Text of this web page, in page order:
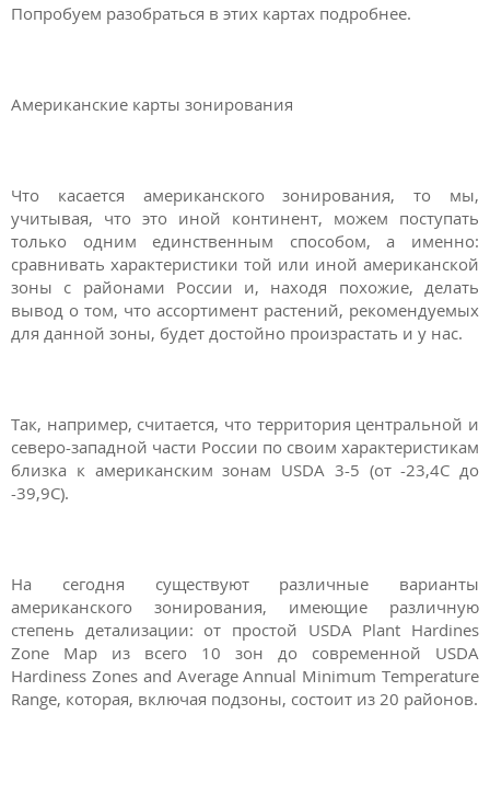
Попробуем разобраться в этих картах подробнее.
Американские карты зонирования
Что касается американского зонирования, то мы,
учитывая, что это иной континент, можем поступать
только одним единственным способом, а именно:
сравнивать характеристики той или иной американской
зоны с районами России и, находя похожие, делать
вывод о том, что ассортимент растений, рекомендуемых
для данной зоны, будет достойно произрастать и у нас.
Так, например, считается, что территория центральной и
северо-западной части России по своим характеристикам
близка к американским зонам USDA 3-5 (от -23,4С до
-39,9С).
На сегодня существуют различные варианты
американского зонирования, имеющие различную
степень детализации: от простой USDA Plant Hardines
Zone Map из всего 10 зон до современной USDA
Hardiness Zones and Average Annual Minimum Temperature
Range, которая, включая подзоны, состоит из 20 районов.